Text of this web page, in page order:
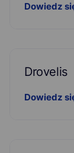
Dowiedz
Drovelis
Dowiedz